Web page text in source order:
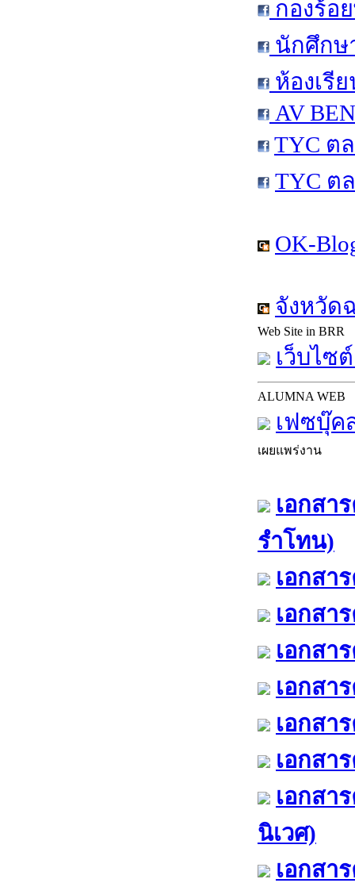
กองร้อ
นักศึกษ
ห้องเรี
AV
TYC ต
TYC ต
OK-
จังหวัด
Web Site in BRR
เว็บไซ
ALUMNA WEB
เฟซบุ๊ค
เผยแพร่งาน
เอกสา
รำโทน)
เอกสา
เอกสา
เอกสา
เอกสา
เอกสา
เอกสา
เอกสา
นิเวศ)
เอกสา